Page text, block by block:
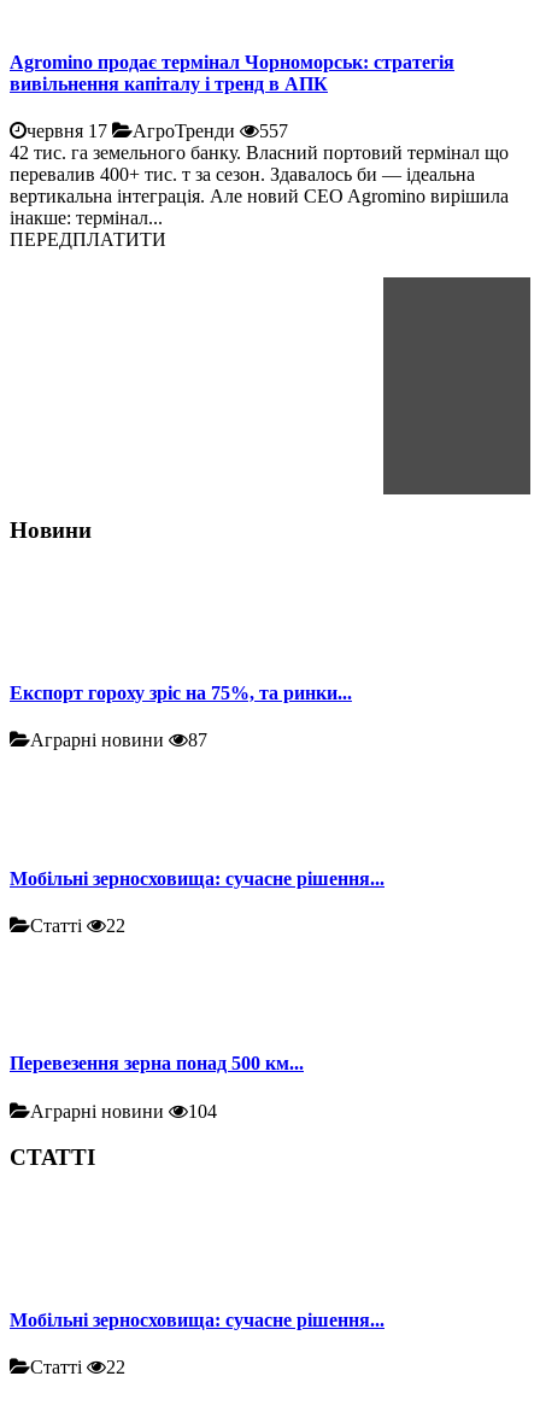
Agromino продає термінал Чорноморськ: стратегія
вивільнення капіталу і тренд в АПК
червня 17 АгроТренди
557
42 тис. га земельного банку. Власний портовий термінал що
перевалив 400+ тис. т за сезон. Здавалось би — ідеальна
вертикальна інтеграція. Але новий CEO Agromino вирішила
інакше: термінал...
ПЕРЕДПЛАТИТИ
Новини
Експорт гороху зріс на 75%, та ринки...
Аграрні новини 87
Мобільні зерносховища: сучасне рішення...
Статті 22
Перевезення зерна понад 500 км...
Аграрні новини 104
СТАТТІ
Мобільні зерносховища: сучасне рішення...
Статті 22